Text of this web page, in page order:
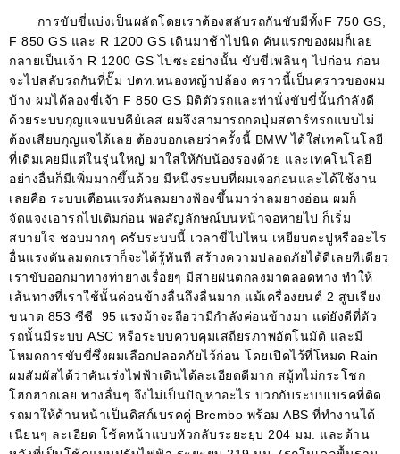
การขับขี่แบ่งเป็นผลัดโดยเราต้องสลับรถกันชับมีทั้งF 750 GS,
F 850 GS และ R 1200 GS เดินมาช้าไปนิด คันแรกของผมก็เลย
กลายเป็นเจ้า R 1200 GSไปซะอย่างนั้น ขับขี่เพลินๆ ไปก่อน ก่อน
จะไปสลับรถกันที่ปั๊ม ปตท หนองหญ้าปล้อง คราวนี้เป็นคราวของผม
บ้าง ผมได้ลองขี่เจ้า F 850 GS มิติตัวรถและท่านั่งขับขี่นั้นกำลังดี
ด้วยระบบกุญแจแบบคีย์เลส ผมจึงสามารถกดปุ่มสตาร์ทรถแบบไม่
ต้องเสียบกุญแจได้เลย ต้องบอกเลยว่าครั้งนี้ BMW ได้ใส่เทคโนโลยี
ที่เดิมเคยมีแต่ในรุ่นใหญ่ มาใส่ให้กับน้องรองด้วย และเทคโนโลยี
อย่างอื่นก็มีเพิ่มมากขึ้นด้วย มีหนึ่งระบบที่ผมเจอก่อนและได้ใช้งาน
เลยคือ ระบบเตือนแรงดันลมยางฟ้องขึ้นมาว่าลมยางอ่อน ผมก็
จัดแจงเอารถไปเติมก่อน พอสัญลักษณ์บนหน้าจอหายไป ก็เริ่ม
สบายใจ ชอบมากๆ ครับระบบนี้ เวลาขี่ไปไหน เหยียบตะปูหรืออะไร
อื่นแรงดันลมตกเราก็จะได้รู้ทันที สร้างความปลอดภัยได้ดีเลยทีเดียว
เราขับออกมาทางท่ายางเรื่อยๆ มีสายฝนตกลงมาตลอดทาง ทำให้
เส้นทางที่เราใช้นั้นค่อนข้างลื่นถึงลื่นมาก แม้เครื่องยนต์ 2 สูบเรียง
ขนาด 853 ซีซี 95 แรงม้าจะถือว่ามีกำลังค่อนข้างมา แต่ยังดีที่ตัว
รถนั้นมีระบบ ASC หรือระบบควบคุมเสถียรภาพอัตโนมัติ และมี
โหมดการขับขี่ซึ่งผมเลือกปลอดภัยไว้ก่อน โดยเปิดไว้ที่โหมด Rain
ผมสัมผัสได้ว่าคันเร่งไฟฟ้าเดินได้ละเอียดดีมาก สมู้ทไม่กระโชก
โฮกฮากเลย ทางลื่นๆ จึงไม่เป็นปัญหาอะไร บวกกับระบบเบรคที่ติด
รถมาให้ด้านหน้าเป็นดิสก์เบรคคู่ Brembo พร้อม ABS ที่ทำงานได้
เนียนๆ ละเอียด โช้คหน้าแบบหัวกลับระยะยุบ 204 มม
และด้าน